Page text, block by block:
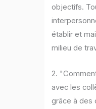
objectifs.
établir et
milieu de
2.
avec les
grâce à des